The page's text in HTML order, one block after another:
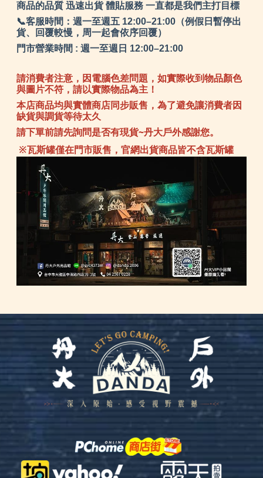
商品的品質 迅速出貨 體貼服務 一直都是我們主打目標
📞客服時間：週一至週五 12:00–21:00（例假日暫停出
貨、回覆較慢，周一起會依序回覆）
門市營業時間 : 週一至週日 12:00–21:00
請消費者注意，因電腦色差問題，如實際收到物品顏色
與圖片不符，請以實際物品為主！
本店商品均與實體商店同步販售，為了避免讓消費者因
缺貨與調貨等待太久
請下單前請先詢問是否有現貨~丹大戶外感謝您。
※瓦斯罐僅在門市販售，官網出貨商品皆不含瓦斯罐